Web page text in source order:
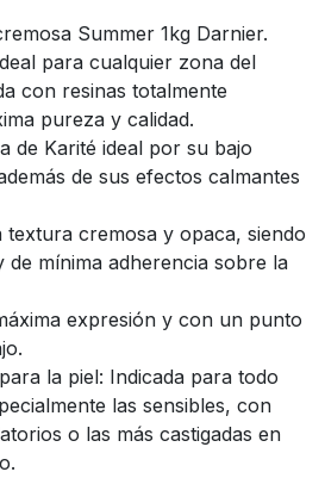
Summer 1kg Darnier.
para cualquier zona del
con resinas totalmente
pureza y calidad.
de Karité ideal por su bajo
de sus efectos calmantes
cremosa y opaca, siendo
de mínima adherencia sobre la
expresión y con un punto
la piel: Indicada para todo
las sensibles, con
o las más castigadas en